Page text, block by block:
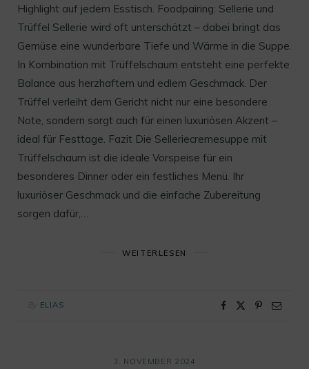
Highlight auf jedem Esstisch. Foodpairing: Sellerie und
Trüffel Sellerie wird oft unterschätzt – dabei bringt das
Gemüse eine wunderbare Tiefe und Wärme in die Suppe.
In Kombination mit Trüffelschaum entsteht eine perfekte
Balance aus herzhaftem und edlem Geschmack. Der
Trüffel verleiht dem Gericht nicht nur eine besondere
Note, sondern sorgt auch für einen luxuriösen Akzent –
ideal für Festtage. Fazit Die Selleriecremesuppe mit
Trüffelschaum ist die ideale Vorspeise für ein
besonderes Dinner oder ein festliches Menü. Ihr
luxuriöser Geschmack und die einfache Zubereitung
sorgen dafür,…
WEITERLESEN
ELIAS
3. NOVEMBER 2024